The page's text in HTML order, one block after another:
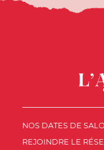
NOS DATES DE
REJOINDRE LE